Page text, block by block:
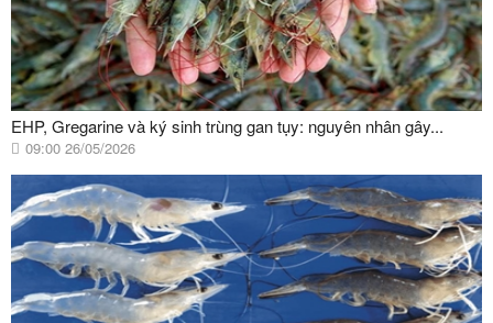
EHP, Gregarine và ký sinh trùng gan tụy: nguyên nhân gây...
09:00 26/05/2026